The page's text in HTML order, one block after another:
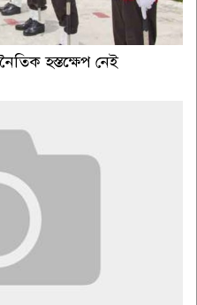
হস্তক্ষেপ নেই